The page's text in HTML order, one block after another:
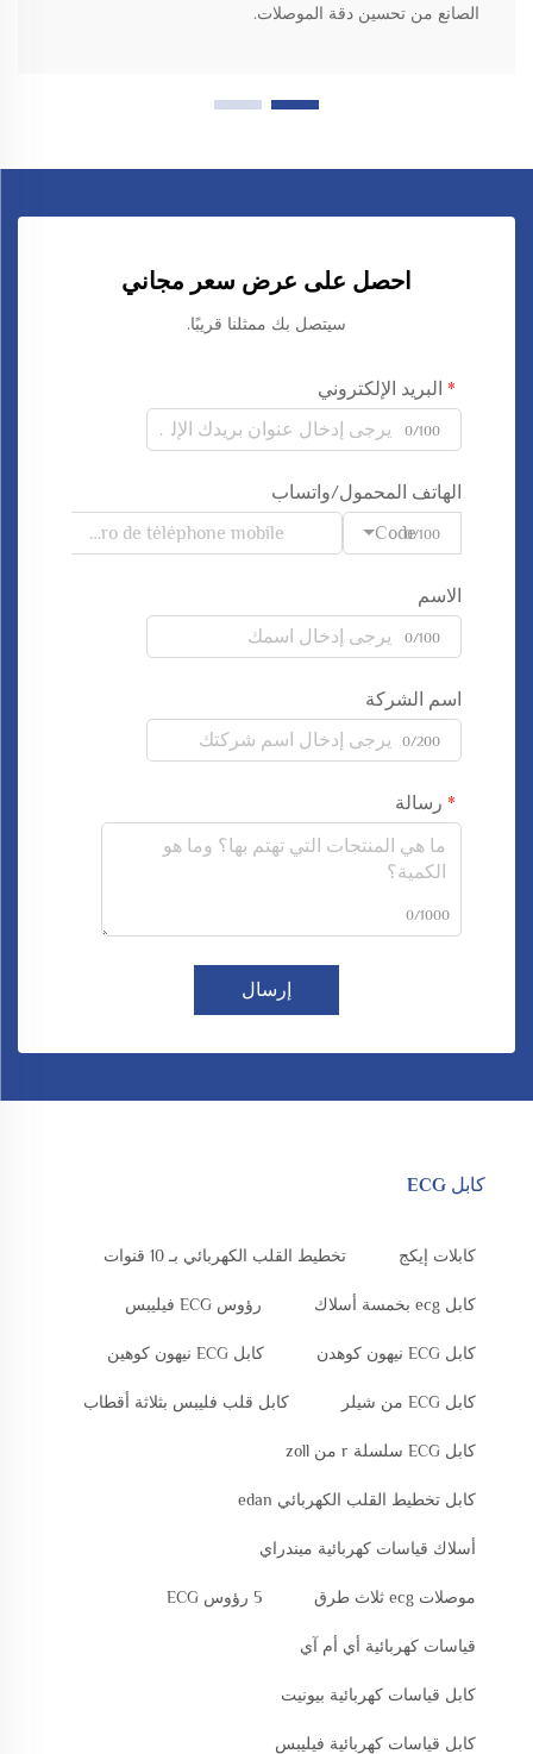
الصانع من تحسين دقة الموصلات.
احصل على عرض سعر مجاني
سيتصل بك ممثلنا قريبًا.
البريد الإلكتروني
0/100
الهاتف المحمول/واتساب
Code0/100
الاسم
0/100
اسم الشركة
0/200
رسالة
0/1000
إرسال
كابل ECG
كابلات إيكج تخطيط القلب الكهربائي بـ 10 قنوات
كابل ecg بخمسة أسلاك رؤوس ECG فيليبس
كابل ECG نيهون كوهدن كابل ECG نيهون كوهين
كابل ECG من شيلر كابل قلب فليبس بثلاثة أقطاب
كابل ECG سلسلة r من zoll
كابل تخطيط القلب الكهربائي edan
أسلاك قياسات كهربائية ميندراي
موصلات ecg ثلاث طرق 5 رؤوس ECG
قياسات كهربائية أي أم آي
كابل قياسات كهربائية بيونيت
كابل قياسات كهربائية فيليبس